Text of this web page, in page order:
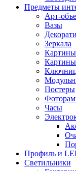
Предметы
Арт-
Вазы
Зеркала
Картины
Картины
Постеры
Часы
Профиль и
Светильники